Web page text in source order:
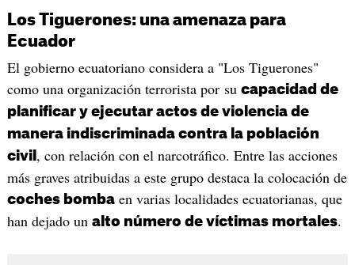
Los Tiguerones: una amenaza para
Ecuador
El gobierno ecuatoriano considera a "Los Tiguerones"
como una organización terrorista por su capacidad de
planificar y ejecutar actos de violencia de
manera indiscriminada contra la población
civil , con relación con el narcotráfico. Entre las acciones
más graves atribuidas a este grupo destaca la colocación de
coches bombaen varias localidades ecuatorianas, que
han dejado un alto número de víctimas mortales.